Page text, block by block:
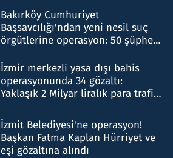
Bakırköy Cumhuriyet
Başsavcılığı'ndan yeni nesil suç
örgütlerine operasyon: 50 şüpheli
İzmir merkezli yasa dışı bahis
operasyonunda 34 gözaltı:
Yaklaşık 2 Milyar liralık para trafiği
İzmit Belediyesi'ne operasyon!
Başkan Fatma Kaplan Hürriyet ve
eşi gözaltına alındı